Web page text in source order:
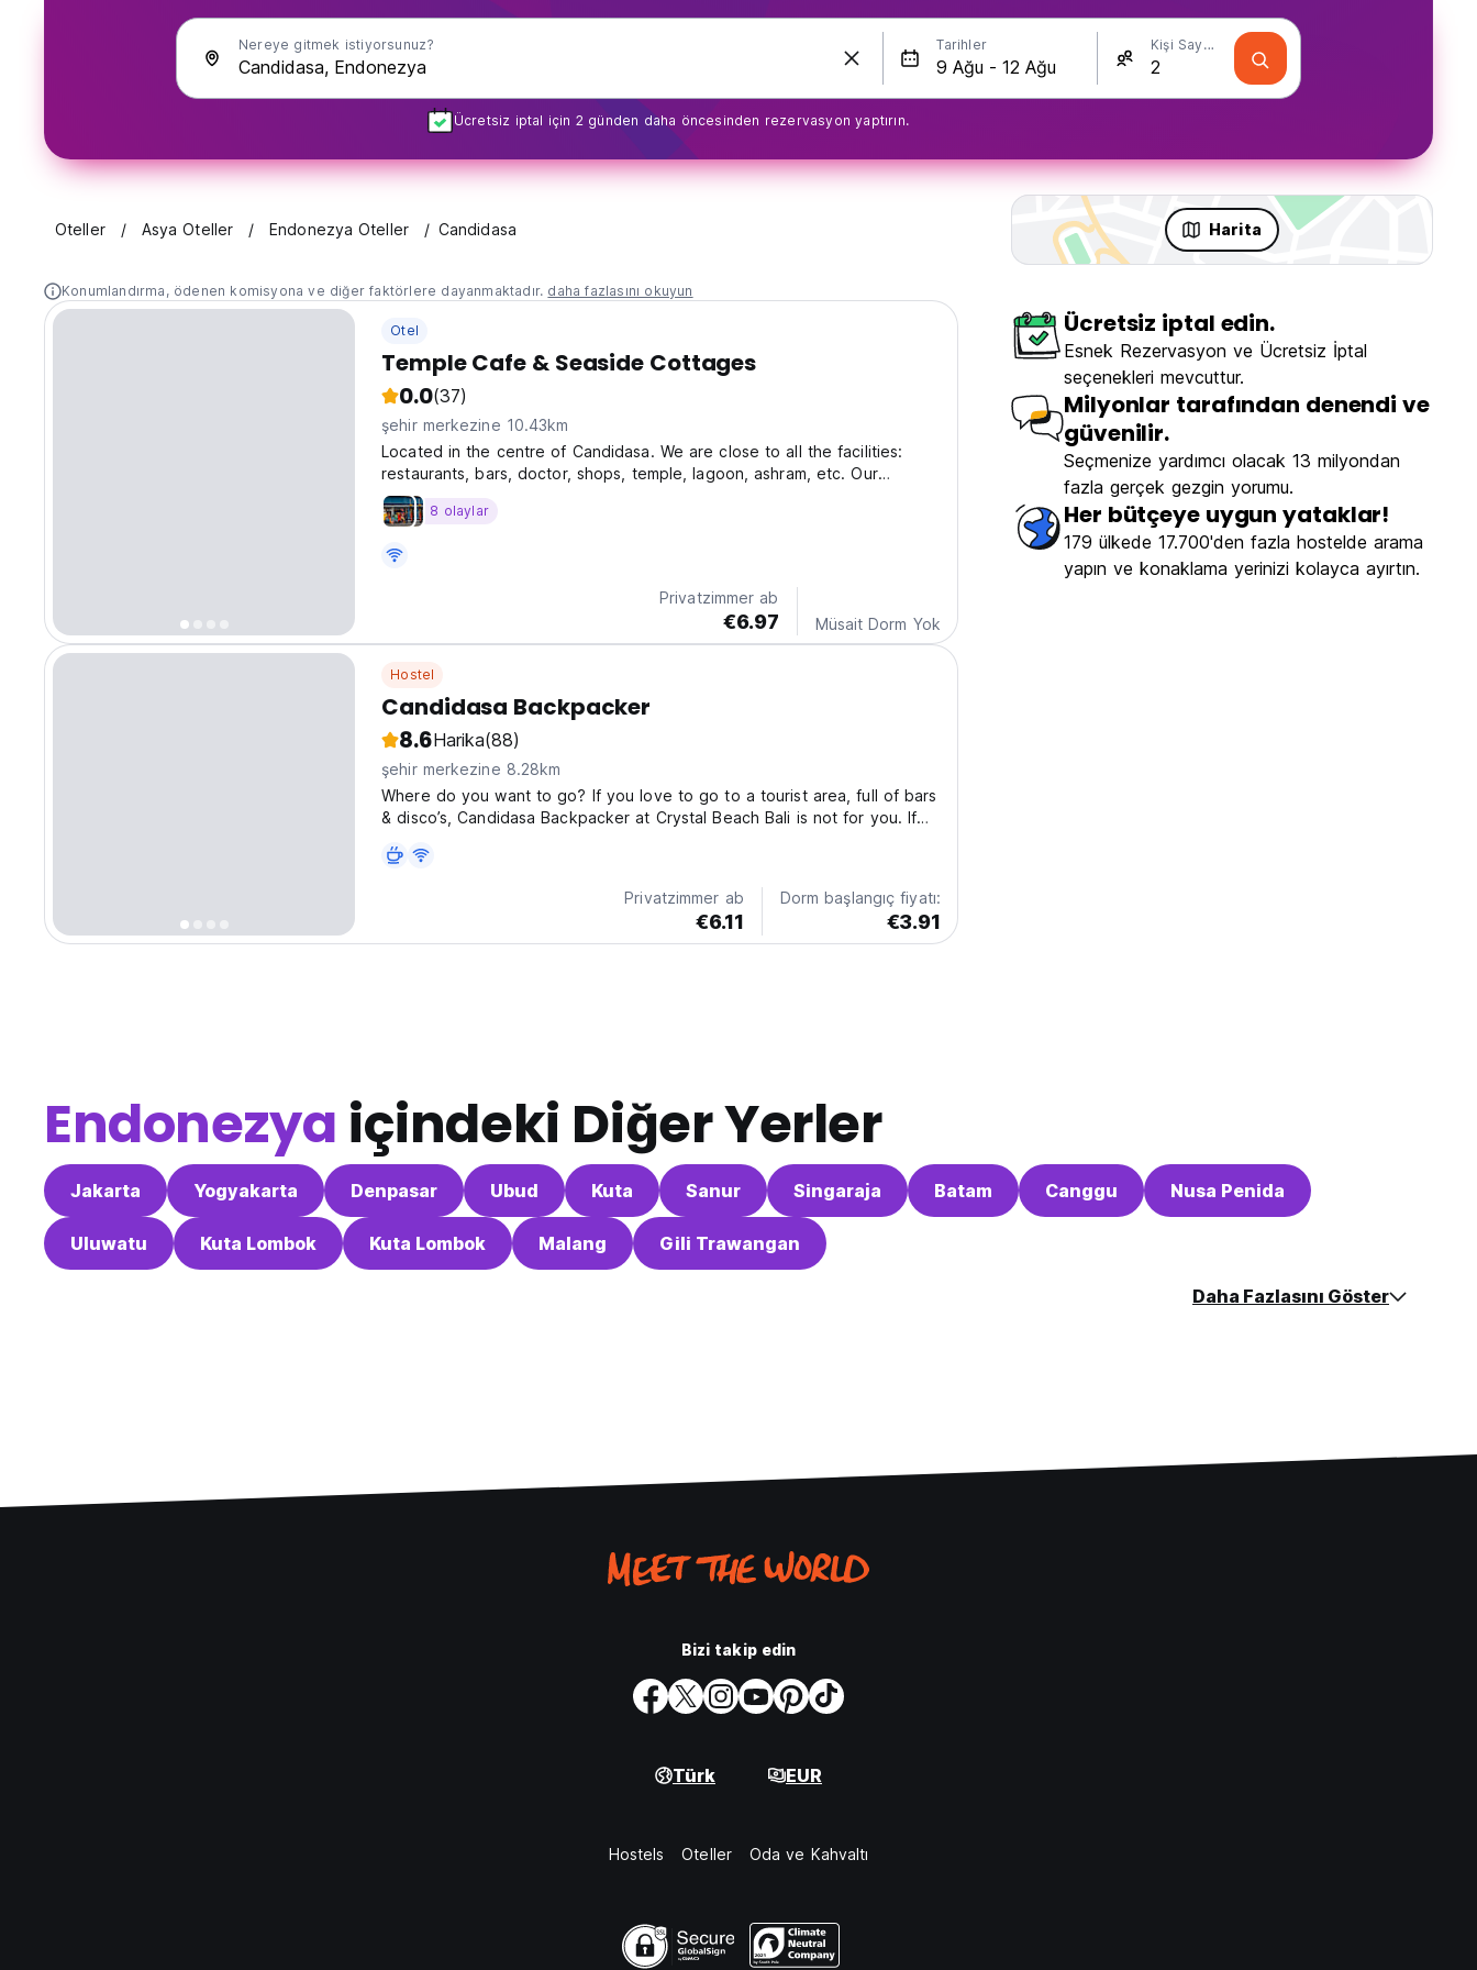
Nereye gitmek istiyorsunuz? Tarihler Kişi Sayısı
Ücretsiz iptal için 2 günden daha öncesinden rezervasyon yaptırın.
Oteller Asya Oteller Endonezya Oteller Candidasa Harita
Konumlandırma, ödenen komisyona ve diğer faktörlere dayanmaktadır. daha fazlasını okuyun
Otel
Temple Cafe & Seaside Cottages
0.0(37)
şehir merkezine 10.43km
Located in the centre of Candidasa. We are close to all the facilities:
restaurants, bars, doctor, shops, temple, lagoon, ashram, etc. Our
relaxation area overlooks the beach offering a magnificent panorama of
surrounding islands and passing sea vessels....
8 olaylar
Privatzimmer ab
€6.97 Müsait Dorm Yok
Hostel
Candidasa Backpacker
8.6Harika(88)
şehir merkezine 8.28km
Where do you want to go? If you love to go to a tourist area, full of bars
& disco’s, Candidasa Backpacker at Crystal Beach Bali is not for you. If
relaxed, then Candidasa Backpacker...
Privatzimmer ab
€6.11
Dorm başlangıç fiyatı:
€3.91
Ücretsiz iptal edin.
Esnek Rezervasyon ve Ücretsiz İptal
seçenekleri mevcuttur.
Milyonlar tarafından denendi ve
güvenilir.
Seçmenize yardımcı olacak 13 milyondan
fazla gerçek gezgin yorumu.
Her bütçeye uygun yataklar!
179 ülkede 17.700'den fazla hostelde arama
yapın ve konaklama yerinizi kolayca ayırtın.
Endonezya içindeki Diğer Yerler
Jakarta Yogyakarta Denpasar Ubud Kuta Sanur Singaraja Batam Canggu Nusa Penida
Uluwatu Kuta Lombok Kuta Lombok Malang Gili Trawangan
Daha Fazlasını Göster
Bizi takip edin
Türk EUR
Hostels Oteller Oda ve Kahvaltı